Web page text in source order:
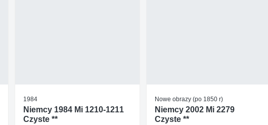
1984
Niemcy 1984 Mi 1210-1211
Czyste **
Nowe obrazy (po 1850 r)
Niemcy 2002 Mi 2279
Czyste **